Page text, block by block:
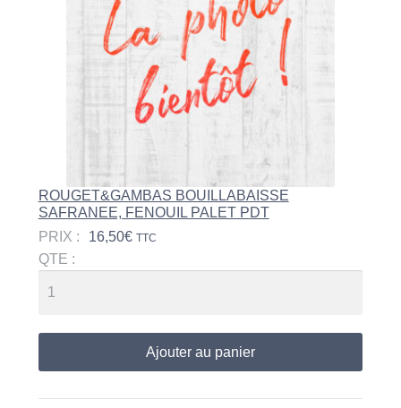
ROUGET&GAMBAS BOUILLABAISSE
SAFRANEE, FENOUIL PALET PDT
PRIX :
16,50€ TTC
QTE :
Ajouter au panier